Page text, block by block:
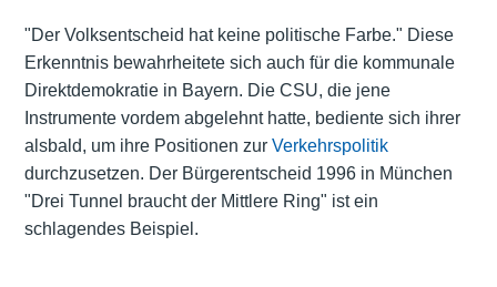
"Der Volksentscheid hat keine politische Farbe." Diese
Erkenntnis bewahrheitete sich auch für die kommunale
Direktdemokratie in Bayern. Die CSU, die jene
Instrumente vordem abgelehnt hatte, bediente sich ihrer
alsbald, um ihre Positionen zur Verkehrspolitik
durchzusetzen. Der Bürgerentscheid 1996 in München
"Drei Tunnel braucht der Mittlere Ring" ist ein
schlagendes Beispiel.